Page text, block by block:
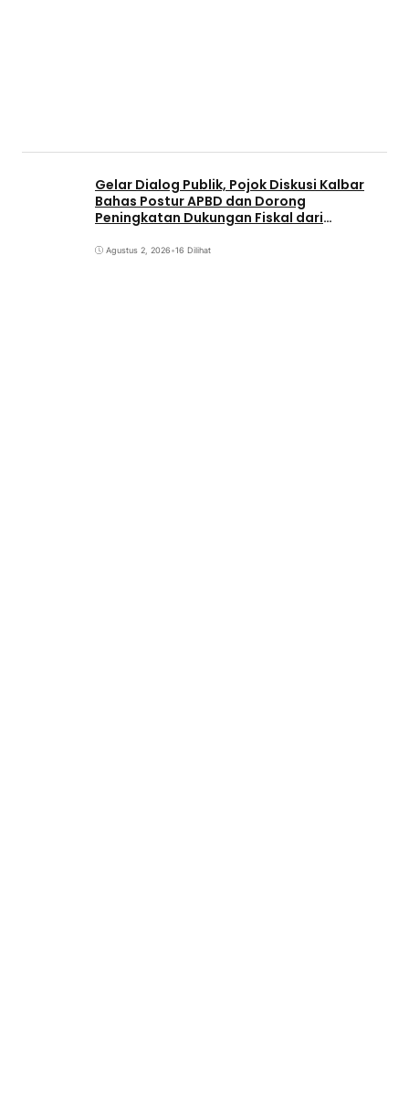
Gelar Dialog Publik, Pojok Diskusi Kalbar
Bahas Postur APBD dan Dorong
Peningkatan Dukungan Fiskal dari
Agustus 2, 2026•16 Dilihat